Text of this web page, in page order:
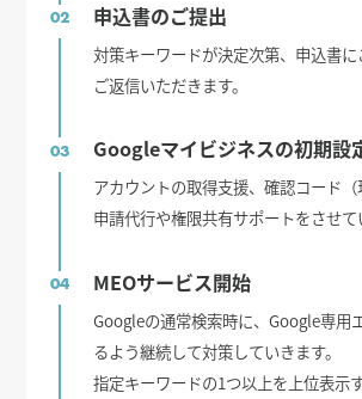
02 申込書のご提出
対策キーワードが決定次第、申込書に
ご返信いただきます。
03 Googleマイビジネスの初期設
アカウントの取得支援、確認コード
申請代行や権限共有サポートをさせて
04 MEOサービス開始
Googleの通常検索時に、Google専用
るよう継続して対策していきます。
指定キーワードの1つ以上を上位表示